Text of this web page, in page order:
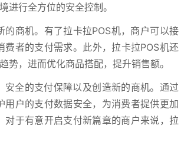
进行全方位的安全控制。
商机。有了拉卡拉POS机，商户可以接
者的支付需求。此外，拉卡拉POS机还
，进而优化商品搭配，提升销售额。
全的支付保障以及创造新的商机。通过
户的支付数据安全，为消费者提供更加
于有意开启支付新篇章的商户来说，拉